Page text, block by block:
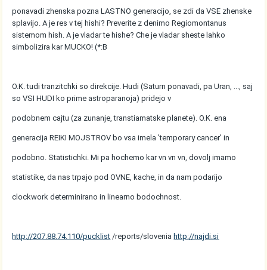
ponavadi zhenska pozna LASTNO generacijo, se zdi da VSE zhenske
splavijo. A je res v tej hishi? Preverite z denimo Regiomontanus
sistemom hish. A je vladar te hishe? Che je vladar sheste lahko
simbolizira kar MUCKO! (*:B
O.K. tudi tranzitchki so direkcije. Hudi (Saturn ponavadi, pa Uran, ..., saj
so VSI HUDI ko prime astroparanoja) pridejo v
podobnem cajtu (za zunanje, transtiamatske planete). O.K. ena
generacija REIKI MOJSTROV bo vsa imela 'temporary cancer' in
podobno. Statistichki. Mi pa hochemo kar vn vn vn, dovolj imamo
statistike, da nas trpajo pod OVNE, kache, in da nam podarijo
clockwork determinirano in linearno bodochnost.
http://207.88.74.110/pucklist /reports/slovenia http://najdi.si